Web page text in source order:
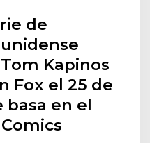
de
Kapinos
Fox el 25 de
basa en el